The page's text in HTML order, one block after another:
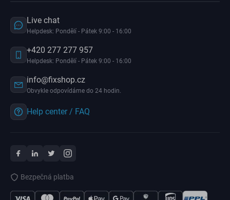
Live chat
Helpdesk: Pondělí - Pátek 9:00 - 16:00
+420 277 277 957
Helpdesk: Pondělí - Pátek 9:00 - 16:00
info@fixshop.cz
Obvykle odpovídáme do 24 hodin.
Help center / FAQ
Bezpečná platba